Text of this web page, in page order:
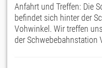
Anfahrt und Treffen: Die
befindet sich hinter der
Vohwinkel. Wir treffen
der Schwebebahnstation